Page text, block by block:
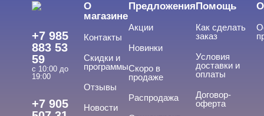
+7 985
883 53
59
с 10:00 до
19:00
+7 905
О
магазине
Контакты
Скидки и
программы
Отзывы
Новости
Предложения
Акции
Новинки
Скоро в
продаже
Распродажа
Помощь
Как сделать
заказ
Условия
доставки и
оплаты
Договор-
оферта